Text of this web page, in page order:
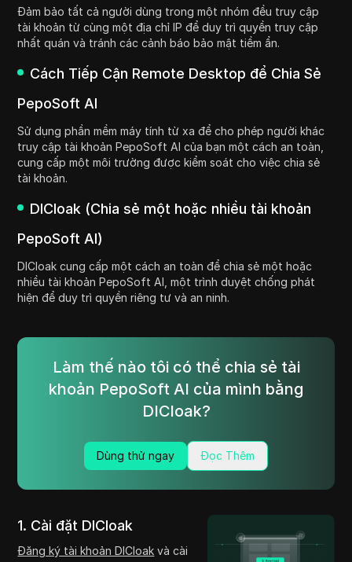
Đảm bảo tất cả người dùng trong một nhóm đều truy cập
tài khoản từ cùng một địa chỉ IP để duy trì quyền truy cập
nhất quán và tránh các cảnh báo bảo mật tiềm ẩn.
Cách Tiếp Cận Remote Desktop để Chia Sẻ
PepoSoft AI
Sử dụng phần mềm máy tính từ xa để cho phép người khác
truy cập tài khoản PepoSoft AI của bạn một cách an toàn,
cung cấp một môi trường được kiểm soát cho việc chia sẻ
tài khoản.
DICloak (Chia sẻ một hoặc nhiều tài khoản
PepoSoft AI)
DICloak cung cấp một cách an toàn để chia sẻ một hoặc
nhiều tài khoản PepoSoft AI, một trình duyệt chống phát
hiện để duy trì quyền riêng tư và an ninh.
Làm thế nào tôi có thể chia sẻ tài
khoản PepoSoft AI của mình bằng
DICloak?
Dùng thử ngay Đọc Thêm
1. Cài đặt DICloak
Đăng ký tài khoản DICloak và cài